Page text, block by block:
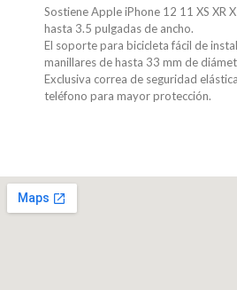
Sostiene Apple iPhone 12 11 XS XR
hasta 3.5 pulgadas de ancho.
El soporte para bicicleta fácil de
manillares de hasta 33 mm de
Exclusiva correa de seguridad
teléfono para mayor protección.